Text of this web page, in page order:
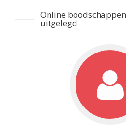
Online
uitgelegd